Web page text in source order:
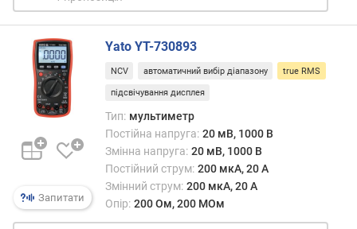
к
с
.
(
А
)
з
н
н
Запитати
Yato YT-730893
NCV автоматичний вибір діапазону true RMS
підсвічування дисплея
Тип: мультиметр
Постійна напруга: 20 мВ, 1000 В
Змінна напруга: 20 мВ, 1000 В
Постійний струм: 200 мкА, 20 А
Змінний струм: 200 мкА, 20 А
Опір: 200 Ом, 200 МОм